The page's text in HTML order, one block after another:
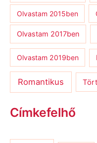
Olvastam 2015ben
Olvastam 2017ben
Olvastam 2019ben
Romantikus
Címkefelhő